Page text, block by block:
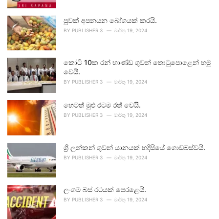
පුවක් අපනයන බෝගයක් කරයි.
BY PUBLISHER 3 මාර්තු 19, 2024
කෝටි 10ක රන් භාණ්ඩ ගුවන් තොටුපොළෙන් හමු
වෙයි.
BY PUBLISHER 3 මාර්තු 19, 2024
හෙටත් මුළු රටම රත් වෙයි.
BY PUBLISHER 3 මාර්තු 19, 2024
ශ්‍රී ලන්කන් ගුවන් යානයක් හදිසියේ ගොඩබස්වයි.
BY PUBLISHER 3 මාර්තු 19, 2024
ලංගම බස් රථයක් පෙරළෙයි.
BY PUBLISHER 3 මාර්තු 19, 2024